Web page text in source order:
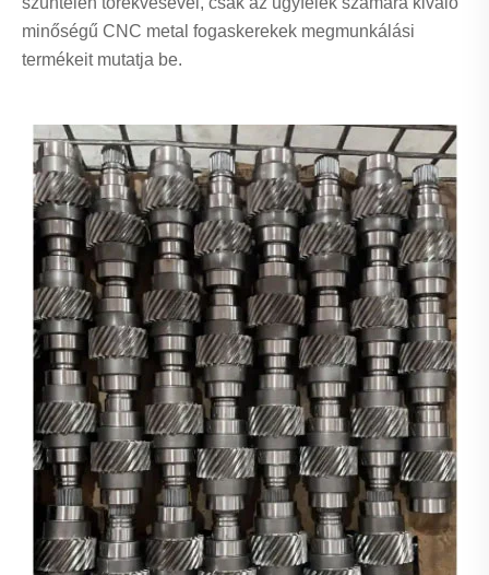
minőségű CNC metal fogaskerekek megmunkálási
termékeit mutatja be.